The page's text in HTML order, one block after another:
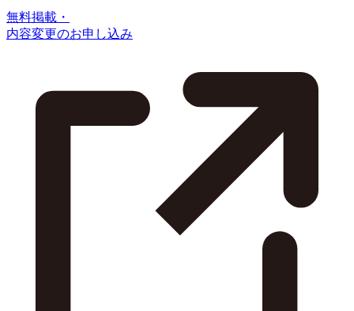
無料掲載・
内容変更のお申し込み